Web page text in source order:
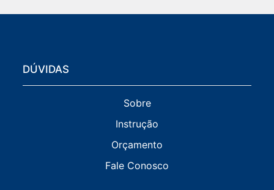
DÚVIDAS
Sobre
Instrução
Orçamento
Fale Conosco